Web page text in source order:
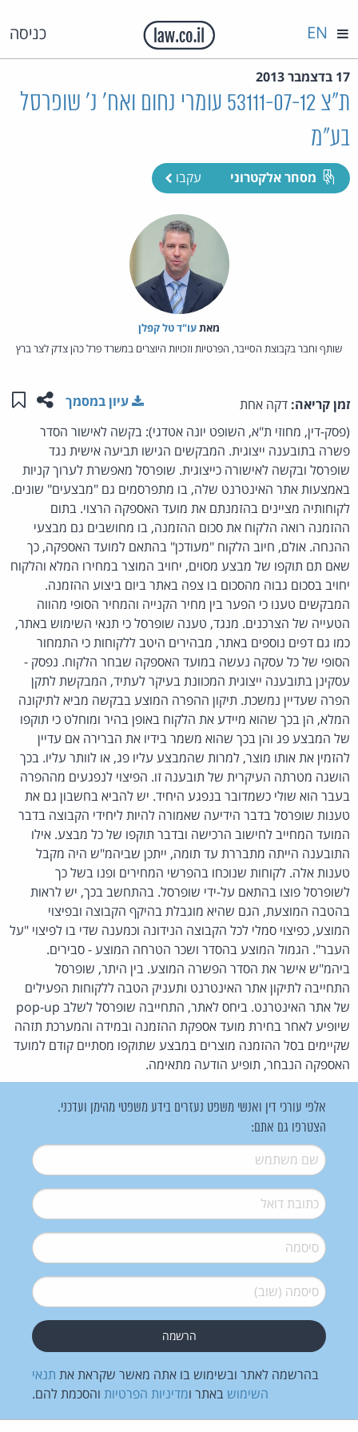
כניסה EN
17 בדצמבר 2013
ת"צ 53111-07-12 עומרי נחום ואח' נ' שופרסל
בע"מ
מסחר אלקטרוני עקבו
מאת‏עו"ד טל קפלן
שותף וחבר בקבוצת הסייבר, הפרטיות וזכויות היוצרים במשרד פרל כהן צדק לצר ברץ
זמן קריאה: דקה אחת שתפו
עיון במסמך
(פסק-דין, מחוזי ת"א, השופט יונה אטדגי): בקשה לאישור הסדר
פשרה בתובענה ייצוגית. המבקשים הגישו תביעה אישית נגד
שופרסל ובקשה לאישורה כייצוגית. שופרסל מאפשרת לערוך קניות
באמצעות אתר האינטרנט שלה, בו מתפרסמים גם "מבצעים" שונים.
לקוחותיה מציינים בהזמנתם את מועד האספקה הרצוי. בתום
ההזמנה רואה הלקוח את סכום ההזמנה, בו מחושבים גם מבצעי
ההנחה. אולם, חיוב הלקוח "מעודכן" בהתאם למועד האספקה, כך
שאם תם תוקפו של מבצע מסוים, יחויב המוצר במחירו המלא והלקוח
יחויב בסכום גבוה מהסכום בו צפה באתר ביום ביצוע ההזמנה.
המבקשים טענו כי הפער בין מחיר הקנייה והמחיר הסופי מהווה
הטעייה של הצרכנים. מנגד, טענה שופרסל כי תנאי השימוש באתר,
כמו גם דפים נוספים באתר, מבהירים היטב ללקוחות כי התמחור
הסופי של כל עסקה נעשה במועד האספקה שבחר הלקוח. נפסק -
עסקינן בתובענה ייצוגית המכוונת בעיקר לעתיד, המבקשת לתקן
הפרה שעדיין נמשכת. תיקון ההפרה המוצע בבקשה מביא לתיקונה
המלא, הן בכך שהוא מיידע את הלקוח באופן בהיר ומוחלט כי תוקפו
של המבצע פג והן בכך שהוא משמר בידיו את הברירה אם עדיין
להזמין את אותו מוצר, למרות שהמבצע עליו פג, או לוותר עליו. בכך
הושגה מטרתה העיקרית של תובענה זו. הפיצוי לנפגעים מההפרה
בעבר הוא שולי כשמדובר בנפגע היחיד. יש להביא בחשבון גם את
טענות שופרסל בדבר הידיעה שאמורה להיות ליחידי הקבוצה בדבר
המועד המחייב לחישוב הרכישה ובדבר תוקפו של כל מבצע. אילו
התובענה הייתה מתבררת עד תומה, ייתכן שביהמ"ש היה מקבל
טענות אלה. לקוחות שנוכחו בהפרשי המחירים ופנו בשל כך
לשופרסל פוצו בהתאם על-ידי שופרסל. בהתחשב בכך, יש לראות
בהטבה המוצעת, הגם שהיא מוגבלת בהיקף הקבוצה ובפיצוי
המוצע, כפיצוי סמלי לכל הקבוצה הנידונה וכמענה שדי בו לפיצוי "על
העבר". הגמול המוצע בהסדר ושכר הטרחה המוצע - סבירים.
ביהמ"ש אישר את הסדר הפשרה המוצע. בין היתר, שופרסל
התחייבה לתיקון אתר האינטרנט ותעניק הטבה ללקוחות הפעילים
של אתר האינטרנט. ביחס לאתר, התחייבה שופרסל לשלב pop-up
שיופיע לאחר בחירת מועד אספקת ההזמנה ובמידה והמערכת תזהה
שקיימים בסל ההזמנה מוצרים במבצע שתוקפו מסתיים קודם למועד
האספקה הנבחר, תופיע הודעה מתאימה.
אלפי עורכי דין ואנשי משפט נעזרים בידע משפטי מהימן ועדכני.
הצטרפו גם אתם:
שם משתמש*
דואל*
סיסמה*
סיסמה (שוב)*
בהרשמה לאתר ובשימוש בו אתה מאשר שקראת את תנאי
השימוש באתר ומדיניות הפרטיות והסכמת להם.